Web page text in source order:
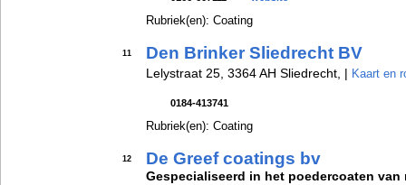
Rubriek(en): Coating
11 Den Brinker Sliedrecht BV
Lelystraat 25, 3364 AH Sliedrecht, | Kaart en
0184-413741
Rubriek(en): Coating
12 De Greef coatings bv
Gespecialiseerd in het poedercoaten